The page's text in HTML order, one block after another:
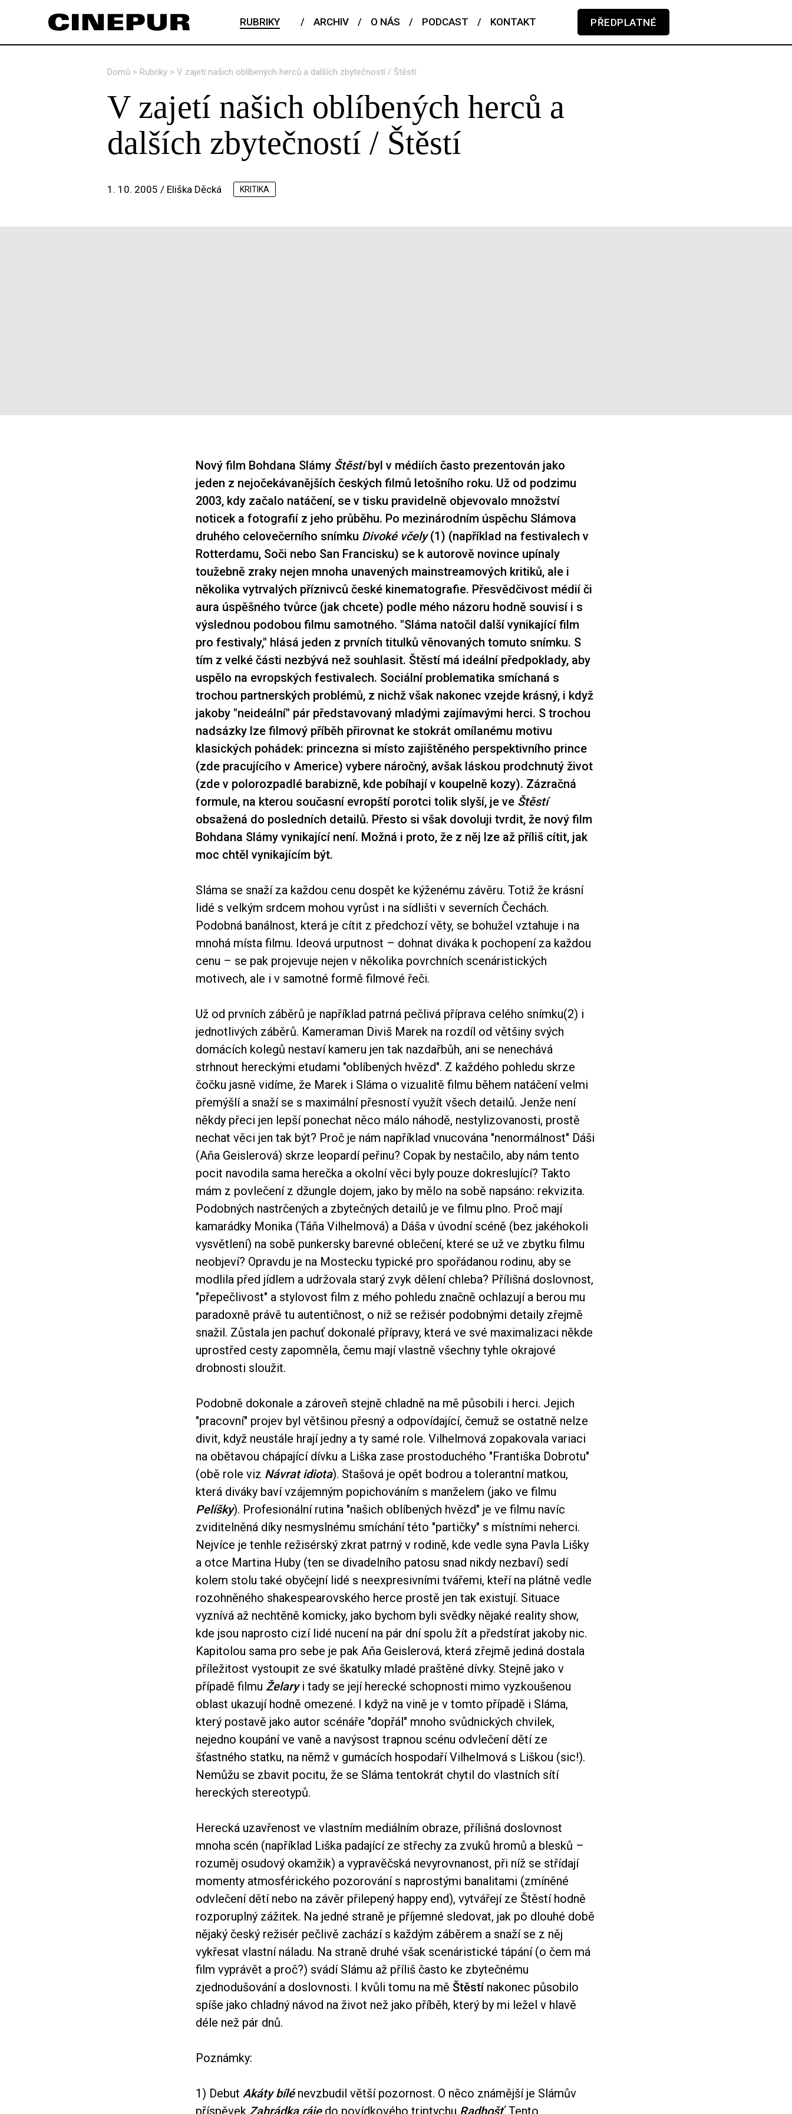
RUBRIKY / ARCHIV / O NÁS / PODCAST / KONTAKT PŘEDPLATNÉ
Domů > Rubriky > V zajetí našich oblíbených herců a dalších zbytečností / Štěstí
V zajetí našich oblíbených herců a
dalších zbytečností / Štěstí
1. 10. 2005 / Eliška Děcká KRITIKA
Nový film Bohdana Slámy Štěstíbyl v médiích často prezentován jako
jeden z nejočekávanějších českých filmů letošního roku. Už od podzimu
2003, kdy začalo natáčení, se v tisku pravidelně objevovalo množství
noticek a fotografií z jeho průběhu. Po mezinárodním úspěchu Slámova
druhého celovečerního snímku Divoké včely(1) (například na festivalech v
Rotterdamu, Soči nebo San Francisku) se k autorově novince upínaly
toužebně zraky nejen mnoha unavených mainstreamových kritiků, ale i
několika vytrvalých příznivců české kinematografie. Přesvědčivost médií či
aura úspěšného tvůrce (jak chcete) podle mého názoru hodně souvisí i s
výslednou podobou filmu samotného. "Sláma natočil další vynikající film
pro festivaly," hlásá jeden z prvních titulků věnovaných tomuto snímku. S
tím z velké části nezbývá než souhlasit. Štěstí má ideální předpoklady, aby
uspělo na evropských festivalech. Sociální problematika smíchaná s
trochou partnerských problémů, z nichž však nakonec vzejde krásný, i když
jakoby "neideální" pár představovaný mladými zajímavými herci. S trochou
nadsázky lze filmový příběh přirovnat ke stokrát omílanému motivu
klasických pohádek: princezna si místo zajištěného perspektivního prince
(zde pracujícího v Americe) vybere náročný, avšak láskou prodchnutý život
(zde v polorozpadlé barabizně, kde pobíhají v koupelně kozy). Zázračná
formule, na kterou současní evropští porotci tolik slyší, je ve Štěstí
obsažená do posledních detailů. Přesto si však dovoluji tvrdit, že nový film
Bohdana Slámy vynikající není. Možná i proto, že z něj lze až příliš cítit, jak
moc chtěl vynikajícím být.
Sláma se snaží za každou cenu dospět ke kýženému závěru. Totiž že krásní
lidé s velkým srdcem mohou vyrůst i na sídlišti v severních Čechách.
Podobná banálnost, která je cítit z předchozí věty, se bohužel vztahuje i na
mnohá místa filmu. Ideová urputnost – dohnat diváka k pochopení za každou
cenu – se pak projevuje nejen v několika povrchních scenáristických
motivech, ale i v samotné formě filmové řeči.
Už od prvních záběrů je například patrná pečlivá příprava celého snímku(2) i
jednotlivých záběrů. Kameraman Diviš Marek na rozdíl od většiny svých
domácích kolegů nestaví kameru jen tak nazdařbůh, ani se nenechává
strhnout hereckými etudami "oblíbených hvězd". Z každého pohledu skrze
čočku jasně vidíme, že Marek i Sláma o vizualitě filmu během natáčení velmi
přemýšlí a snaží se s maximální přesností využít všech detailů. Jenže není
někdy přeci jen lepší ponechat něco málo náhodě, nestylizovanosti, prostě
nechat věci jen tak být? Proč je nám například vnucována "nenormálnost" Dáši
(Aňa Geislerová) skrze leopardí peřinu? Copak by nestačilo, aby nám tento
pocit navodila sama herečka a okolní věci byly pouze dokreslující? Takto
mám z povlečení z džungle dojem, jako by mělo na sobě napsáno: rekvizita.
Podobných nastrčených a zbytečných detailů je ve filmu plno. Proč mají
kamarádky Monika (Táňa Vilhelmová) a Dáša v úvodní scéně (bez jakéhokoli
vysvětlení) na sobě punkersky barevné oblečení, které se už ve zbytku filmu
neobjeví? Opravdu je na Mostecku typické pro spořádanou rodinu, aby se
modlila před jídlem a udržovala starý zvyk dělení chleba? Přílišná doslovnost,
"přepečlivost" a stylovost film z mého pohledu značně ochlazují a berou mu
paradoxně právě tu autentičnost, o niž se režisér podobnými detaily zřejmě
snažil. Zůstala jen pachuť dokonalé přípravy, která ve své maximalizaci někde
uprostřed cesty zapomněla, čemu mají vlastně všechny tyhle okrajové
drobnosti sloužit.
Podobně dokonale a zároveň stejně chladně na mě působili i herci. Jejich
"pracovní" projev byl většinou přesný a odpovídající, čemuž se ostatně nelze
divit, když neustále hrají jedny a ty samé role. Vilhelmová zopakovala variaci
na obětavou chápající dívku a Liška zase prostoduchého "Františka Dobrotu"
(obě role viz Návrat idiota). Stašová je opět bodrou a tolerantní matkou,
která diváky baví vzájemným popichováním s manželem (jako ve filmu
Pelíšky). Profesionální rutina "našich oblíbených hvězd" je ve filmu navíc
zviditelněná díky nesmyslnému smíchání této "partičky" s místními neherci.
Nejvíce je tenhle režisérský zkrat patrný v rodině, kde vedle syna Pavla Lišky
a otce Martina Huby (ten se divadelního patosu snad nikdy nezbaví) sedí
kolem stolu také obyčejní lidé s neexpresivními tvářemi, kteří na plátně vedle
rozohněného shakespearovského herce prostě jen tak existují. Situace
vyznívá až nechtěně komicky, jako bychom byli svědky nějaké reality show,
kde jsou naprosto cizí lidé nucení na pár dní spolu žít a předstírat jakoby nic.
Kapitolou sama pro sebe je pak Aňa Geislerová, která zřejmě jediná dostala
příležitost vystoupit ze své škatulky mladé praštěné dívky. Stejně jako v
případě filmu Želaryi tady se její herecké schopnosti mimo vyzkoušenou
oblast ukazují hodně omezené. I když na vině je v tomto případě i Sláma,
který postavě jako autor scénáře "dopřál" mnoho svůdnických chvilek,
nejedno koupání ve vaně a navýsost trapnou scénu odvlečení dětí ze
šťastného statku, na němž v gumácích hospodaří Vilhelmová s Liškou (sic!).
Nemůžu se zbavit pocitu, že se Sláma tentokrát chytil do vlastních sítí
hereckých stereotypů.
Herecká uzavřenost ve vlastním mediálním obraze, přílišná doslovnost
mnoha scén (například Liška padající ze střechy za zvuků hromů a blesků –
rozuměj osudový okamžik) a vypravěčská nevyrovnanost, při níž se střídají
momenty atmosférického pozorování s naprostými banalitami (zmíněné
odvlečení dětí nebo na závěr přilepený happy end), vytvářejí ze Štěstí hodně
rozporuplný zážitek. Na jedné straně je příjemné sledovat, jak po dlouhé době
nějaký český režisér pečlivě zachází s každým záběrem a snaží se z něj
vykřesat vlastní náladu. Na straně druhé však scenáristické tápání (o čem má
film vyprávět a proč?) svádí Slámu až příliš často ke zbytečnému
zjednodušování a doslovnosti. I kvůli tomu na mě Štěstínakonec působilo
spíše jako chladný návod na život než jako příběh, který by mi ležel v hlavě
déle než pár dnů.
Poznámky:
1) Debut Akáty bílénevzbudil větší pozornost. O něco známější je Slámův
příspěvek Zahrádka rájedo povídkového triptychu Radhošť. Tento